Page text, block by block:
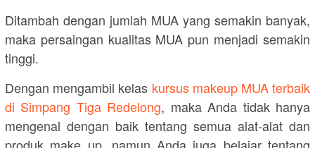
Ditambah dengan jumlah MUA yang semakin banyak,
maka persaingan kualitas MUA pun menjadi semakin
tinggi.
Dengan mengambil kelas kursus makeup MUA terbaik
di Simpang Tiga Redelong, maka Anda tidak hanya
mengenal dengan baik tentang semua alat-alat dan